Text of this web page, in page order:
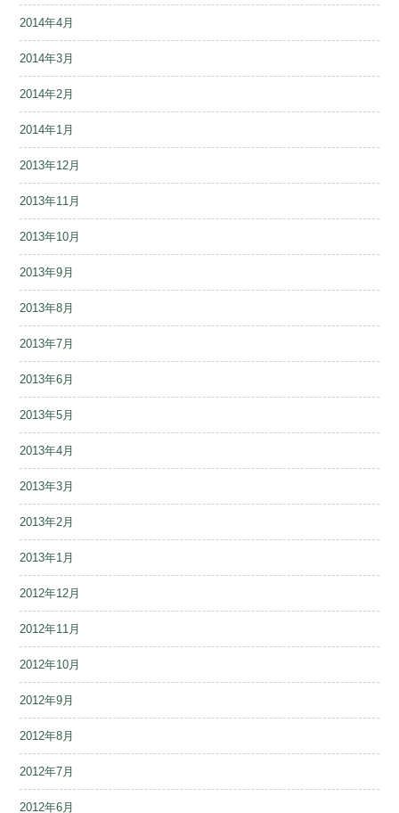
2014年4月
2014年3月
2014年2月
2014年1月
2013年12月
2013年11月
2013年10月
2013年9月
2013年8月
2013年7月
2013年6月
2013年5月
2013年4月
2013年3月
2013年2月
2013年1月
2012年12月
2012年11月
2012年10月
2012年9月
2012年8月
2012年7月
2012年6月